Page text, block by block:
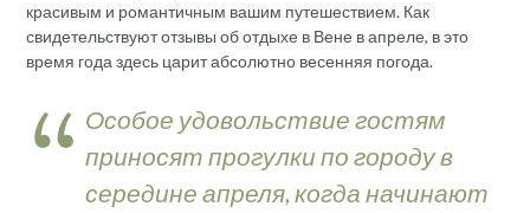
красивым и романтичным вашим путешествием. Как
свидетельствуют отзывы об отдыхе в Вене в апреле, в это
время года здесь царит абсолютно весенняя погода.
Особое удовольствие гостям
приносят прогулки по городу в
середине апреля, когда начинают